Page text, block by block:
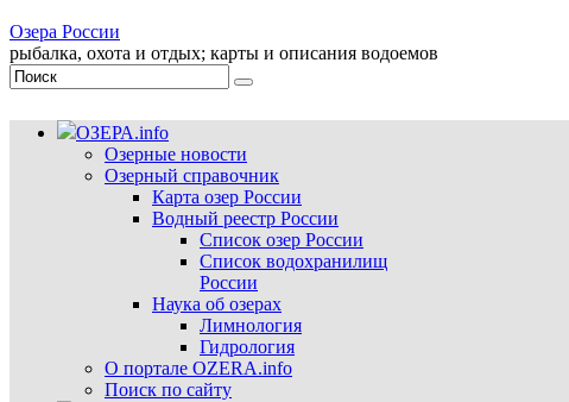
Озера России
рыбалка, охота и отдых; карты и описания водоемов
ОЗЕРА.info
Озерные новости
Озерный справочник
Карта озер России
Водный реестр России
Список озер России
Список водохранилищ
России
Наука об озерах
Лимнология
Гидрология
О портале OZERA.info
Поиск по сайту